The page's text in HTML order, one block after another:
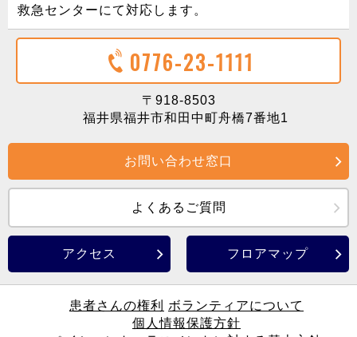
救急センターにて対応します。
0776-23-1111
〒918-8503
福井県福井市和田中町舟橋7番地1
お問い合わせ窓口
よくあるご質問
アクセス フロアマップ
患者さんの権利
ボランティアについて
個人情報保護方針